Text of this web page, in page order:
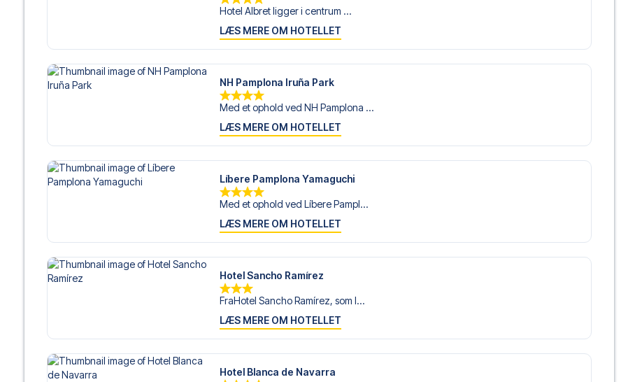
, hvis du har brug for hjælp til at bestille rejsen.
Er du klar til at rejse til Navarra og opleve stjernerne fra Osasuna på Estadio El Sadar i LaLiga? Kontakt os i dag, og
Hotel Albret ligger i centrum ...
LÆS MERE OM HOTELLET
NH Pamplona Iruña Park
Med et ophold ved NH Pamplona ...
LÆS MERE OM HOTELLET
Líbere Pamplona Yamaguchi
Med et ophold ved Líbere Pampl...
LÆS MERE OM HOTELLET
Hotel Sancho Ramírez
FraHotel Sancho Ramírez, som l...
LÆS MERE OM HOTELLET
Hotel Blanca de Navarra